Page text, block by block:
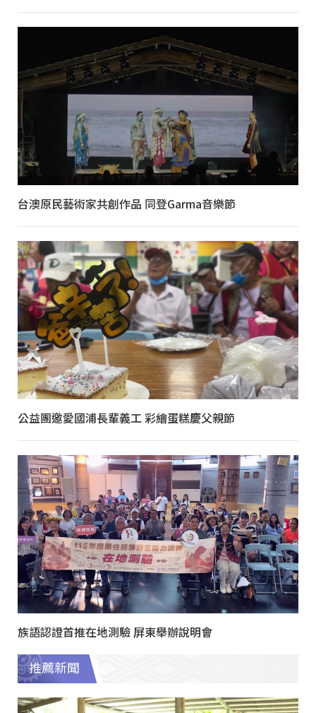
台澳原民藝術家共創作品 同登Garma音樂節
公益團邀愛國浦長輩義工 彩繪蛋糕慶父親節
族語認證首推在地測驗 屏東舉辦說明會
推薦新聞